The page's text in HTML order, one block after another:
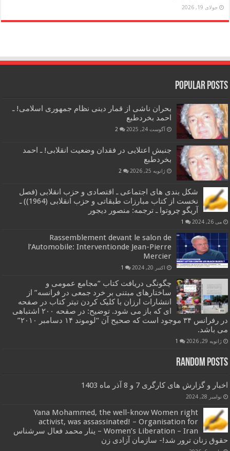
جولای 19, 2026
Popular Posts
بحران ناشی از قمار دینی نظام جمهوری اسلامی! ـ
احمد بخردطبع
آگوست 24, 2025 2
جنبش اعتلایی در فقدان وضعیت انقلابی! ـ احمد
بخردطبع
ژانویه 25, 2026 2
شکل بندی های اجتماعی ـ اقتصادی و حزب انقلابی (فصل
نخست از کتاب مبارزات طبقاتی و حزب انقلابی (1964)) ـ
آریگو چروتوا ـ ترجمه: منصور دیجور
می 26, 2024 1
Rassemblement devant le salon de
l’Automobile: Interventionde Jean-Pierre
Mercier
اکتبر 20, 2024 1
چگونگی دریافت کتاب “مجامع عمومی و
ساختارهای مبتنی بر خرد جمعی در فرانسه” از
انتشارات ارزان با کلیک کردن تیتر کتاب در صفحه
ای که باز می شود. توضیح: در صفحه ۲۰۰ اشتباهی
در رفرانس ۳۴ موجود است که صحیح آن “لوموند ۱۴ دسامبر ۲۰۱۰”
می باشد.
ژانویه 29, 2026 1
Random Posts
اخبار و گزارش های کارگری 7 و 8 آذر ماه 1403
نوامبر 28, 2024
Yana Mohammed, the well-know Women right
activist, was assassinated! – Organisation for
Women’s Liberation – Iran – ینار محمد فعال سرشناس
حقوق زنان ترور شد!- سازمان آزادی زن